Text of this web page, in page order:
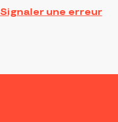
Signaler une erreur